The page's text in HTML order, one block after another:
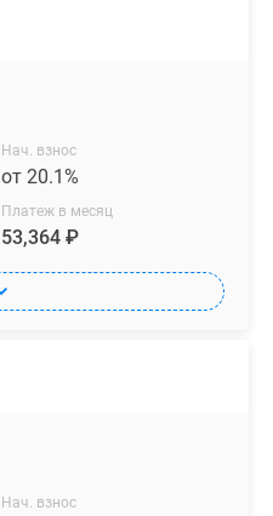
Нач. взнос
от 20.1%
Платеж в месяц
53,364 ₽
Нач. взнос